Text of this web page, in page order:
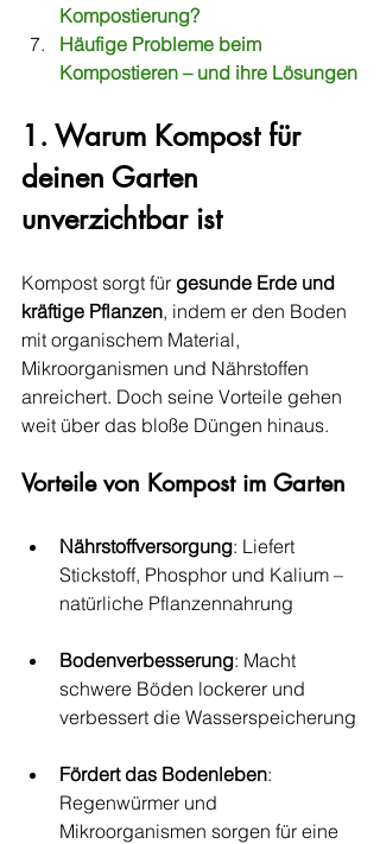
Kompostierung?
Häufige Probleme beim
Kompostieren – und ihre Lösungen
1. Warum Kompost für
deinen Garten
unverzichtbar ist
Kompost sorgt für gesunde Erde und
kräftige Pflanzen, indem er den Boden
mit organischem Material,
Mikroorganismen und Nährstoffen
anreichert. Doch seine Vorteile gehen
weit über das bloße Düngen hinaus.
Vorteile von Kompost im Garten
Nährstoffversorgung: Liefert
Stickstoff, Phosphor und Kalium –
natürliche Pflanzennahrung
Bodenverbesserung: Macht
schwere Böden lockerer und
verbessert die Wasserspeicherung
Fördert das Bodenleben:
Regenwürmer und
Mikroorganismen sorgen für eine